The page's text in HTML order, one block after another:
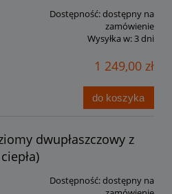
Dostępność:dostępny na
zamówienie
Wysyłka w:3 dni
1 249,00 zł
do koszyka
dwupłaszczowy z
Dostępność:dostępny na